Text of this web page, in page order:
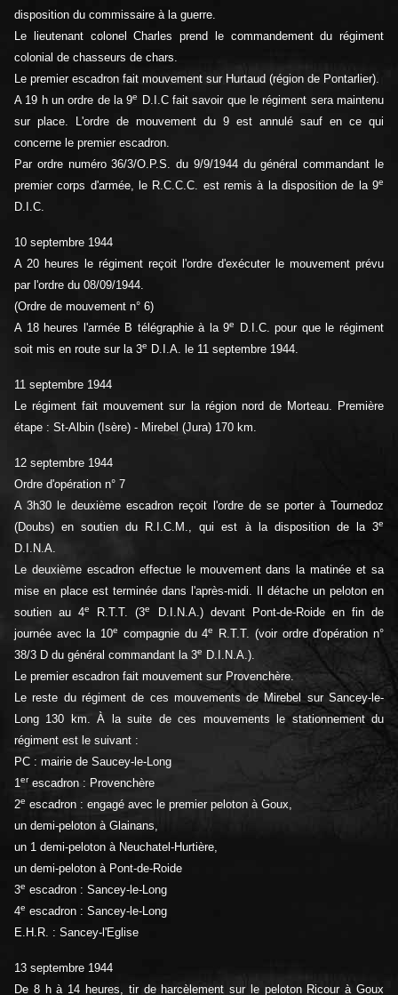
disposition du commissaire à la guerre.
Le lieutenant colonel Charles prend le commandement du régiment
colonial de chasseurs de chars.
Le premier escadron fait mouvement sur Hurtaud (région de Pontarlier).
A 19 h un ordre de la 9e
D.I.C fait savoir que le régiment sera maintenu
sur place. L'ordre de mouvement du 9 est annulé sauf en ce qui
concerne le premier escadron.
Par ordre numéro 36/3/O.P.S. du 9/9/1944 du général commandant le
premier corps d'armée, le R.C.C.C. est remis à la disposition de la 9e
D.I.C.
10 septembre 1944
A 20 heures le régiment reçoit l'ordre d'exécuter le mouvement prévu
par l'ordre du 08/09/1944.
(Ordre de mouvement n° 6)
A 18 heures l'armée B télégraphie à la 9e
D.I.C. pour que le régiment
soit mis en route sur la 3e D.I.A. le 11 septembre 1944.
11 septembre 1944
Le régiment fait mouvement sur la région nord de Morteau. Première
étape : St-Albin (Isère) - Mirebel (Jura) 170 km.
12 septembre 1944
Ordre d'opération n° 7
A 3h30 le deuxième escadron reçoit l'ordre de se porter à Tournedoz
(Doubs) en soutien du R.I.C.M., qui est à la disposition de la 3e
D.I.N.A.
Le deuxième escadron effectue le mouvement dans la matinée et sa
mise en place est terminée dans l'après-midi. Il détache un peloton en
soutien au 4e R.T.T. (3e
D.I.N.A.) devant Pont-de-Roide en fin de
journée avec la 10e compagnie du 4e
R.T.T. (voir ordre d'opération n°
38/3 D du général commandant la 3e
D.I.N.A.).
Le premier escadron fait mouvement sur Provenchère.
Le reste du régiment de ces mouvements de Mirebel sur Sancey-le-
Long 130 km. À la suite de ces mouvements le stationnement du
régiment est le suivant :
PC : mairie de Saucey-le-Long
1erescadron : Provenchère
2e escadron : engagé avec le premier peloton à Goux,
un demi-peloton à Glainans,
un 1 demi-peloton à Neuchatel-Hurtière,
un demi-peloton à Pont-de-Roide
3e escadron : Sancey-le-Long
4e escadron : Sancey-le-Long
E.H.R. : Sancey-l'Eglise
13 septembre 1944
De 8 h à 14 heures, tir de harcèlement sur le peloton Ricour à Goux